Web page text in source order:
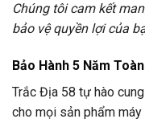
Chúng tôi cam kết
bảo vệ quyền lợi của
Bảo Hành 5 Năm
Trắc Địa 58 tự hào
cho mọi sản phẩm